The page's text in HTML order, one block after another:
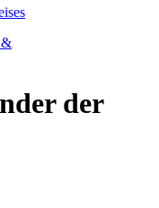
&
der